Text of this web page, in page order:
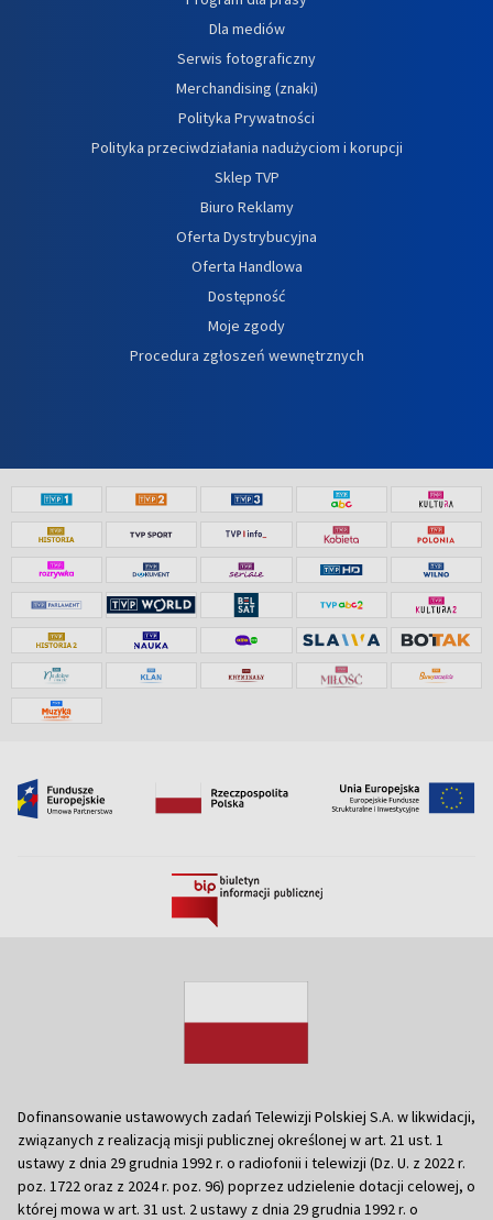
Dla mediów
Serwis fotograficzny
Merchandising (znaki)
Polityka Prywatności
Polityka przeciwdziałania nadużyciom i korupcji
Sklep TVP
Biuro Reklamy
Oferta Dystrybucyjna
Oferta Handlowa
Dostępność
Moje zgody
Procedura zgłoszeń wewnętrznych
Dofinansowanie ustawowych zadań Telewizji Polskiej S.A. w likwidacji,
związanych z realizacją misji publicznej określonej w art. 21 ust. 1
ustawy z dnia 29 grudnia 1992 r. o radiofonii i telewizji (Dz. U. z 2022 r.
poz. 1722 oraz z 2024 r. poz. 96) poprzez udzielenie dotacji celowej, o
której mowa w art. 31 ust. 2 ustawy z dnia 29 grudnia 1992 r. o